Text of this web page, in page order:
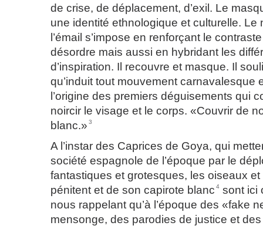
de crise, de déplacement, d’exil. Le
une identité ethnologique et culturelle. Le
l’émail s’impose en renforçant le
désordre mais aussi en hybridant les
d’inspiration. Il recouvre et masque. Il
qu’induit tout mouvement carnavalesque
l’origine des premiers déguisements qui
noircir le visage et le corps. «Couvrir de
blanc.» 3
A l’instar des Caprices de Goya, qui
société espagnole de l’époque par le
fantastiques et grotesques, les oiseaux et
pénitent et de son capirote blanc 4 sont ici
nous rappelant qu’à l’époque des «fake
mensonge, des parodies de justice et